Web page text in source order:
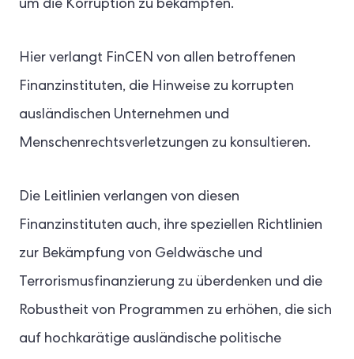
um die Korruption zu bekämpfen.
Hier verlangt FinCEN von allen betroffenen
Finanzinstituten, die Hinweise zu korrupten
ausländischen Unternehmen und
Menschenrechtsverletzungen zu konsultieren.
Die Leitlinien verlangen von diesen
Finanzinstituten auch, ihre speziellen Richtlinien
zur Bekämpfung von Geldwäsche und
Terrorismusfinanzierung zu überdenken und die
Robustheit von Programmen zu erhöhen, die sich
auf hochkarätige ausländische politische